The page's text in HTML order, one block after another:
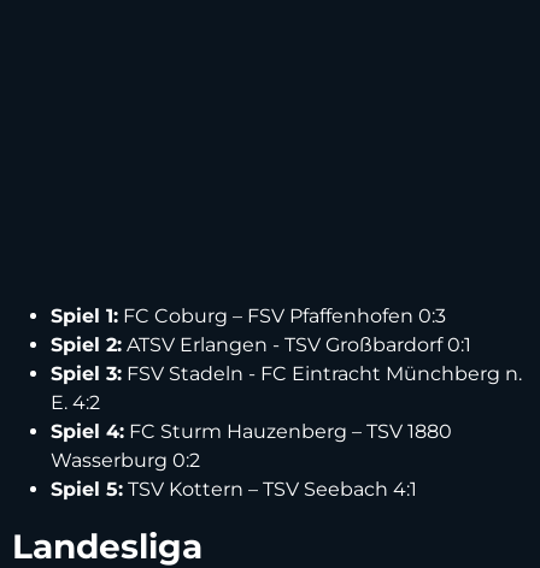
Spiel 1: FC Coburg – FSV Pfaffenhofen 0:3
Spiel 2: ATSV Erlangen - TSV Großbardorf 0:1
Spiel 3: FSV Stadeln - FC Eintracht Münchberg n.
E. 4:2
Spiel 4: FC Sturm Hauzenberg – TSV 1880
Wasserburg 0:2
Spiel 5: TSV Kottern – TSV Seebach 4:1
Landesliga